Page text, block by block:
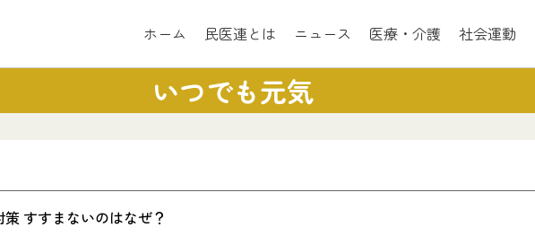
ホーム 民医連とは ニュース 医療・介護 社会運動
いつでも元気
すすまないのはなぜ？